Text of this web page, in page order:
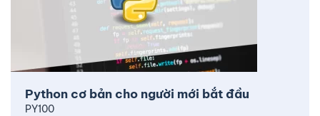
Python cơ bản cho người mới bắt đầu
PY100